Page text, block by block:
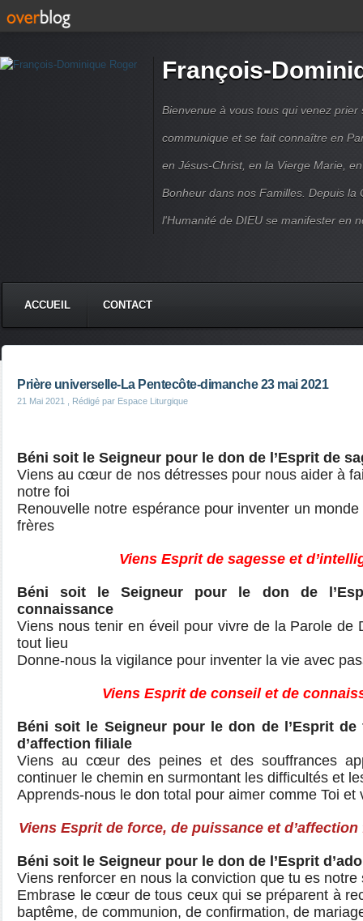
François-
Bienvenue à vous tous qui venez prier
communique et se fait connaître en
en Jésus-Christ, en la Vierge Marie,
Bonheur dans nos Familles. Depuis la
l'Humanité de DIEU se manifester en
ACCUEIL CONTACT
Prière universelle-La Pentecôte-dimanche 23 mai 2021
21 Mai 2021 , Rédigé par Espace Liturgique
Béni soit le Seigneur pour le don de l’Esprit de
Viens au cœur de nos détresses pour nous aider à
notre foi
Renouvelle notre espérance pour inventer un
frères
Viens Esprit de sagesse et
Béni soit le Seigneur pour le don de
connaissance
Viens nous tenir en éveil pour vivre de la Parole de
tout lieu
Donne-nous la vigilance pour inventer la vie avec
Viens Esprit de conseil et de
Béni soit le Seigneur pour le don de l’Esprit
d’affection filiale
Viens au cœur des peines et des souffrances
continuer le chemin en surmontant les difficultés et
Apprends-nous le don total pour aimer comme Toi et
Viens Esprit de force, de puissance et
Béni soit le Seigneur pour le don de l’Esprit
Viens renforcer en nous la conviction que tu es notre
Embrase le cœur de tous ceux qui se préparent à
baptême, de communion, de confirmation, de